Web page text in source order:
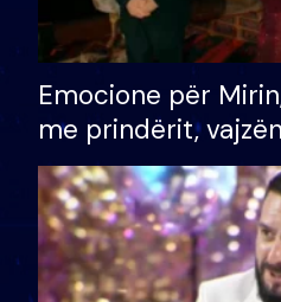
Emocione për
me prindërit,
bashkëshorten:
divorci apo jo?